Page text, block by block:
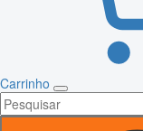
Carrinho